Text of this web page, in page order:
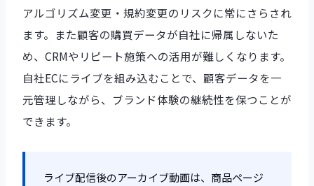
アルゴリズム変更・規約変更のリスクに常にさらされ
ます。また顧客の購買データが自社に帰属しないた
め、CRMやリピート施策への活用が難しくなります。
自社ECにライブを組み込むことで、顧客データを一
元管理しながら、ブランド体験の継続性を保つことが
できます。
ライブ配信後のアーカイブ動画は、商品ページ